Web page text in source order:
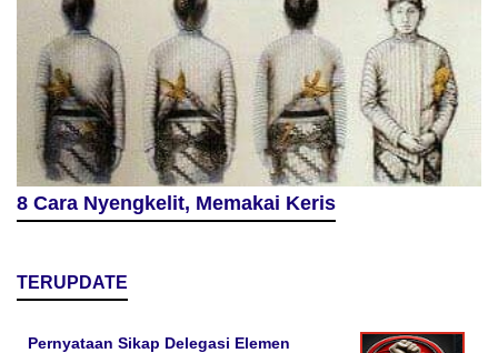
8 Cara Nyengkelit, Memakai Keris
TERUPDATE
Pernyataan Sikap Delegasi Elemen